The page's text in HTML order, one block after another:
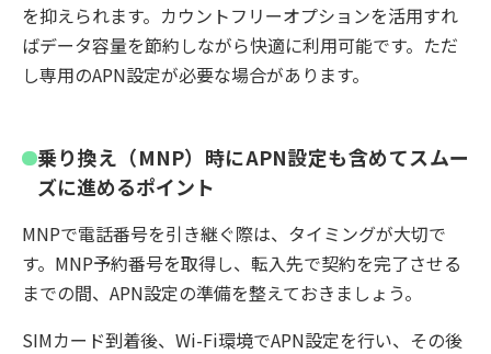
を抑えられます。カウントフリーオプションを活用すれ
ばデータ容量を節約しながら快適に利用可能です。ただ
し専用のAPN設定が必要な場合があります。
乗り換え（MNP）時にAPN設定も含めてスムー
ズに進めるポイント
MNPで電話番号を引き継ぐ際は、タイミングが大切で
す。MNP予約番号を取得し、転入先で契約を完了させる
までの間、APN設定の準備を整えておきましょう。
SIMカード到着後、Wi-Fi環境でAPN設定を行い、その後